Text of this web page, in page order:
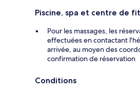
Piscine, spa et centre de
Pour les massages, les
effectuées en contactant
arrivée, au moyen des
confirmation de réservation
Conditions